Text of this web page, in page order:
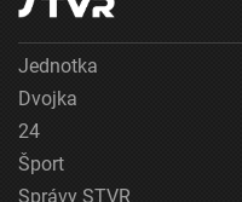
Jednotka
Dvojka
24
Šport
Správy STVR